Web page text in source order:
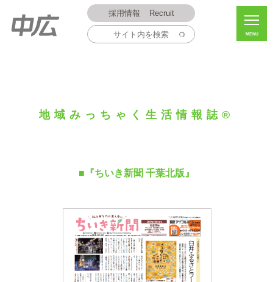
採用情報 Recruit
MENU
地域みっちゃく生活情報誌®
■『ちいき新聞 千葉北版』